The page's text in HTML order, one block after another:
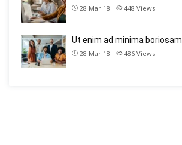
28 Mar 18 448 Views
Ut enim ad minima boriosam
28 Mar 18 486 Views